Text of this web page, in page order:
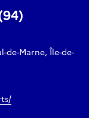
de-Marne, Île-de-